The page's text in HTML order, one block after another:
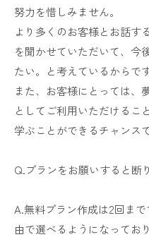
努力を惜しみません。
より多くのお客様とお話す
を聞かせていただいて、今
たい。と考えているからです
また、お客様にとっては、
としてご利用いただけるこ
学ぶことができるチャンス
Q.プランをお願いすると断
A.無料プラン作成は2回ま
由で選べるようになってお